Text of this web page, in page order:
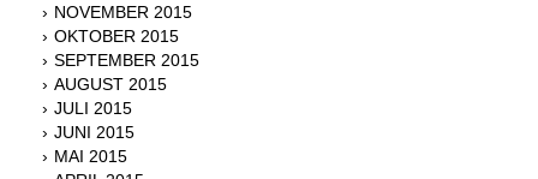
NOVEMBER 2015
OKTOBER 2015
SEPTEMBER 2015
AUGUST 2015
JULI 2015
JUNI 2015
MAI 2015